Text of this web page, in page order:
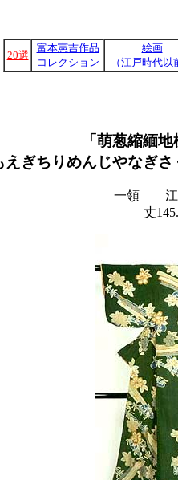
20選
富本憲吉作品
コレクション
絵画
（江戸時代以
「萌葱縮緬
えぎちりめんじやなぎ
一領 江戸
丈